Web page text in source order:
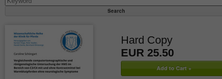
Hard Copy
EUR 25.50